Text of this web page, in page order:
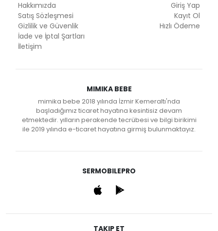
Hakkımızda
Satış Sözleşmesi
Gizlilik ve Güvenlik
İade ve İptal Şartları
İletişim
Giriş Yap
Kayıt Ol
Hızlı Ödeme
MIMIKA BEBE
mimika bebe 2018 yılında İzmir Kemeraltı'nda
başladığımız ticaret hayatına kesintisiz devam
etmektedir. yılların perakende tecrübesi ve bilgi birikimi
ile 2019 yılında e-ticaret hayatına girmiş bulunmaktayız.
SERMOBILEPRO
TAKIP ET